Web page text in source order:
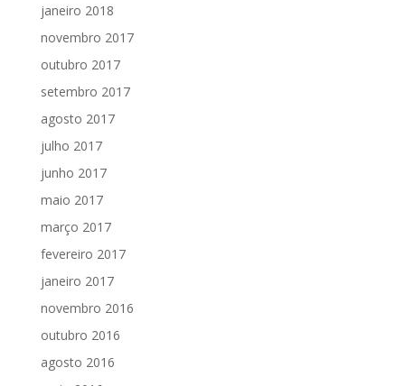
janeiro 2018
novembro 2017
outubro 2017
setembro 2017
agosto 2017
julho 2017
junho 2017
maio 2017
março 2017
fevereiro 2017
janeiro 2017
novembro 2016
outubro 2016
agosto 2016